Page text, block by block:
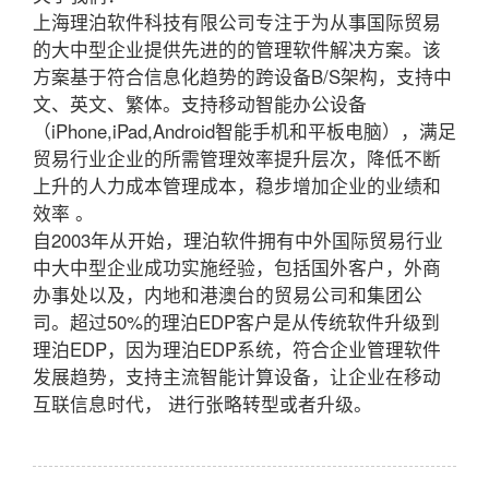
上海理泊软件科技有限公司专注于为从事国际贸易
的大中型企业提供先进的的管理软件解决方案。该
方案基于符合信息化趋势的跨设备B/S架构，支持中
文、英文、繁体。支持移动智能办公设备
（iPhone,iPad,Android智能手机和平板电脑），满足
贸易行业企业的所需管理效率提升层次，降低不断
上升的人力成本管理成本，稳步增加企业的业绩和
效率 。
自2003年从开始，理泊软件拥有中外国际贸易行业
中大中型企业成功实施经验，包括国外客户，外商
办事处以及，内地和港澳台的贸易公司和集团公
司。超过50%的理泊EDP客户是从传统软件升级到
理泊EDP，因为理泊EDP系统，符合企业管理软件
发展趋势，支持主流智能计算设备，让企业在移动
互联信息时代， 进行张略转型或者升级。